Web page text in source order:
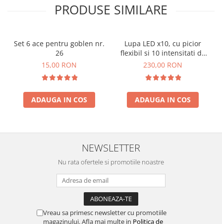
PRODUSE SIMILARE
Set 6 ace pentru goblen nr.
26
15,00 RON
ADAUGA IN COS
Lupa LED x10, cu picior
flexibil si 10 intensitati de
lumina
230,00 RON
ADAUGA IN COS
NEWSLETTER
Nu rata ofertele si promotiile noastre
Vreau sa primesc newsletter cu promotiile
magazinului. Afla mai multe in Politica de